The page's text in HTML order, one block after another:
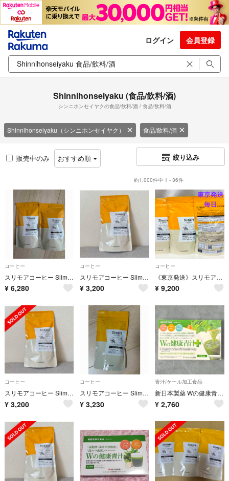
ログイン 会員登録
Shinnihonseiyaku (食品/飲料/酒)
シンニホンセイヤクの食品/飲料/酒 / 食品/飲料/酒
Shinnihonseiyaku（シンニホンセイヤク） 食品/飲料/酒
販売中のみ おすすめ順 絞り込み
約1,000件中 1 - 36件
コーヒー
スリモアコーヒー Slimore Coffee 31日分
¥ 6,280
コーヒー
スリモアコーヒー Slimore Coffee 31日分 93ｇ×1袋
¥ 3,200
コーヒー
《東京発送》スリモアコーヒー31日分×3 賞味期限2028/4
¥ 9,200
コーヒー
スリモアコーヒー Slimore Coffee 31日分 93ｇ×1袋
¥ 3,200
コーヒー
スリモアコーヒー Slimore Coffee 31日分
¥ 3,230
青汁/ケール加工食品
新日本製薬 Wの健康青汁プラス 抹茶風味 1.65g×31本入り 機能性表示食品
¥ 2,760